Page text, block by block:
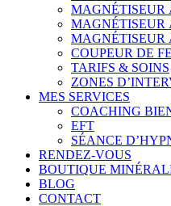
MAGNÉTISEUR
MAGNÉTISEUR
MAGNÉTISEUR
COUPEUR DE
TARIFS & SOINS
ZONES
MES SERVICES
COACHING
EFT
SÉANCE
RENDEZ-VOUS
BOUTIQUE
BLOG
CONTACT